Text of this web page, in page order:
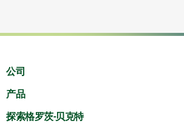
公司
产品
探索格罗茨-贝克特